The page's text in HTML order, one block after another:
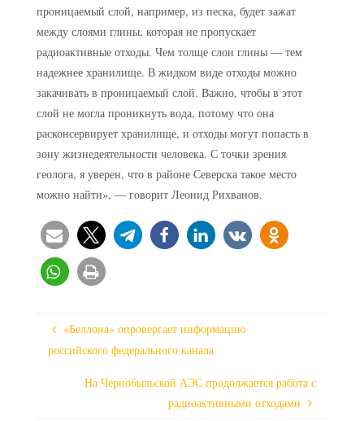
проницаемый слой, например, из песка, будет зажат
между слоями глины, которая не пропускает
радиоактивные отходы. Чем толще слои глины — тем
надежнее хранилище. В жидком виде отходы можно
закачивать в проницаемый слой. Важно, чтобы в этот
слой не могла проникнуть вода, потому что она
расконсервирует хранилище, и отходы могут попасть в
зону жизнедеятельности человека. С точки зрения
геолога, я уверен, что в районе Северска такое место
можно найти», — говорит Леонид Рихванов.
«Беллона» опровергает информацию
российского федерального канала
На Чернобыльской АЭС продолжается работа с
радиоактивными отходами